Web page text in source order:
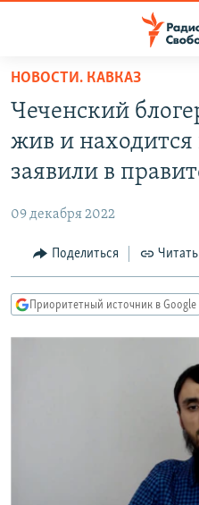
упрощенного
доступа
основному
Вернутся
Вернутся
МНЕНИЯ
КУЛЬТУРА
КАВКАЗ.РЕАЛИИ
РАСПИСАНИЕ ВЕЩАНИЯ
ПОДПИШИТЕСЬ НА
НОВОСТИ. КАВКАЗ
Чеченский
жив и
заявили в
09 декабря 2022
Поделиться
Приоритетный источник в Google